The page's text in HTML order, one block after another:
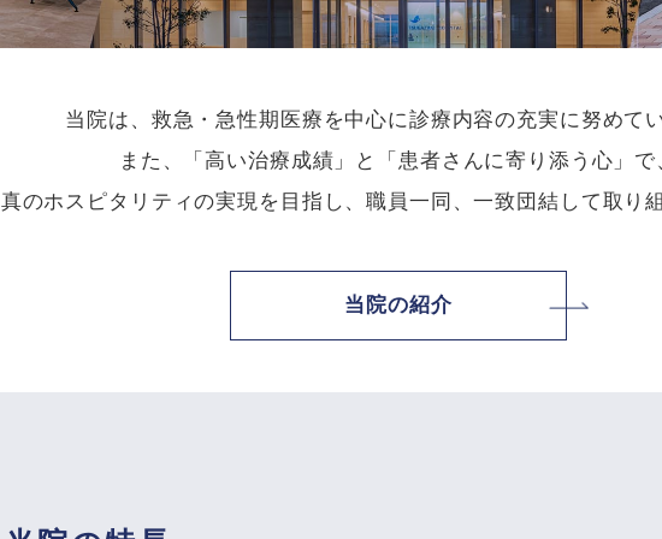
当院は、救急・急性期医療を中心に診療内容の充実に努めてい
また、「高い治療成績」と「患者さんに寄り添う心」で
真のホスピタリティの実現を目指し、職員一同、一致団結して取り
当院の紹介